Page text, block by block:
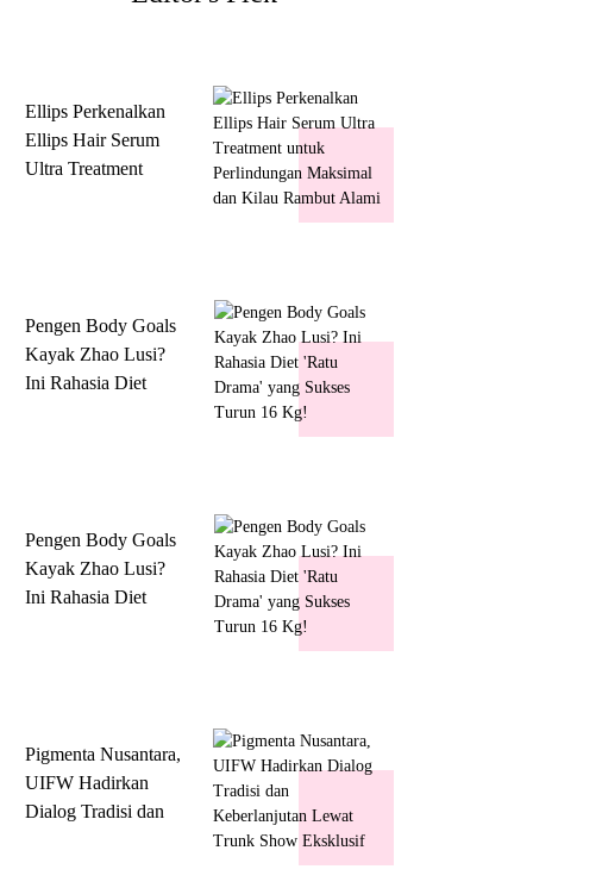
Ellips Perkenalkan
Ellips Hair Serum
Ultra Treatment
Pengen Body Goals
Kayak Zhao Lusi?
Ini Rahasia Diet
Pengen Body Goals
Kayak Zhao Lusi?
Ini Rahasia Diet
Pigmenta Nusantara,
UIFW Hadirkan
Dialog Tradisi dan